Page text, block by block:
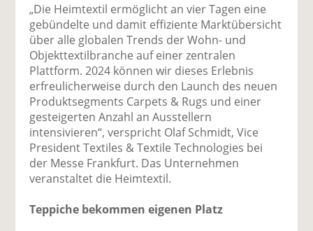
k
te
il
e
n
te
il
e
se
n
„Die Heimtextil ermöglicht an vier Tagen eine
gebündelte und damit effiziente Marktübersicht
über alle globalen Trends der Wohn- und
Objekttextilbranche auf einer zentralen
Plattform. 2024 können wir dieses Erlebnis
erfreulicherweise durch den Launch des neuen
Produktsegments Carpets & Rugs und einer
gesteigerten Anzahl an Ausstellern
intensivieren“, verspricht Olaf Schmidt, Vice
President Textiles & Textile Technologies bei
der Messe Frankfurt. Das Unternehmen
veranstaltet die Heimtextil.
Teppiche bekommen eigenen Platz